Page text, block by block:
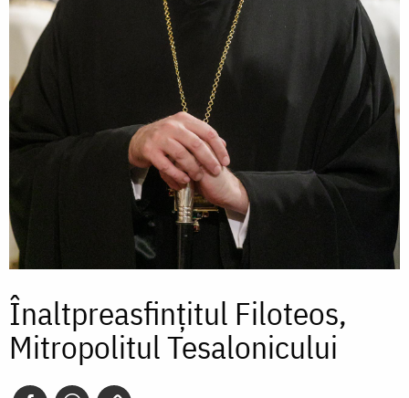
Înaltpreasfințitul Filoteos,
Mitropolitul Tesalonicului